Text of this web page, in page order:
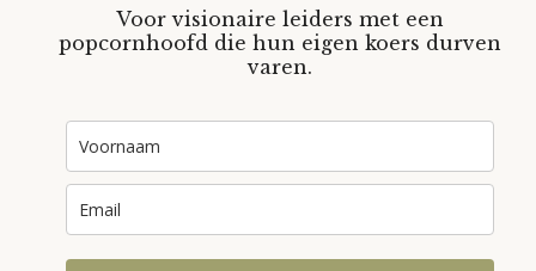
Voor visionaire leiders met een
popcornhoofd die hun eigen koers durven
varen.